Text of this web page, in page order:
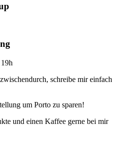
schreibe mir einfach
um Porto zu sparen!
und einen Kaffee gerne bei mir